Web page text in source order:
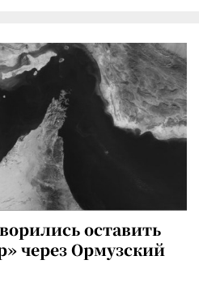
оставить
через Ормузский